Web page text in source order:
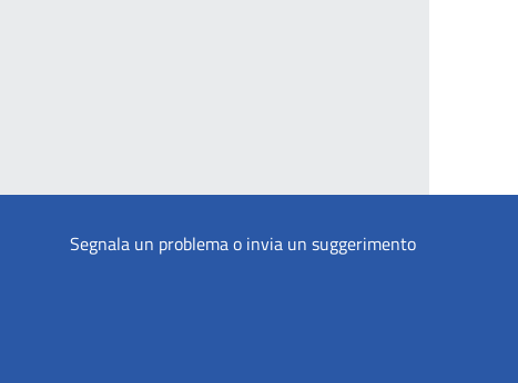
Segnala un problema o invia un suggerimento